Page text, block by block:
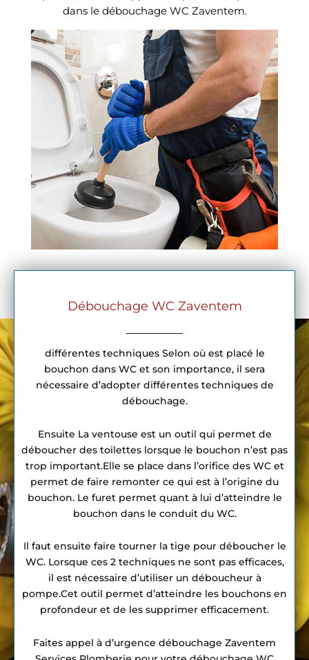
dans le débouchage WC Zaventem.
Débouchage WC Zaventem
différentes techniques Selon où est placé le
bouchon dans WC et son importance, il sera
nécessaire d’adopter différentes techniques de
débouchage.
Ensuite La ventouse est un outil qui permet de
déboucher des toilettes lorsque le bouchon n’est pas
trop important.Elle se place dans l’orifice des WC et
permet de faire remonter ce qui est à l’origine du
bouchon. Le furet permet quant à lui d’atteindre le
bouchon dans le conduit du WC.
Il faut ensuite faire tourner la tige pour déboucher le
WC. Lorsque ces 2 techniques ne sont pas efficaces,
il est nécessaire d’utiliser un déboucheur à
pompe.Cet outil permet d’atteindre les bouchons en
profondeur et de les supprimer efficacement.
Faites appel à d’urgence débouchage Zaventem